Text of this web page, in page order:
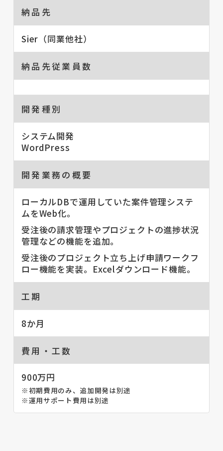
納品先
Sier（同業他社）
納品先従業員数
開発種別
システム開発
WordPress
開発業務の概要
ローカルDBで運用していた案件管理システ
ムをWeb化。
受注後の請求管理やプロジェクトの進捗状況
管理などの機能を追加。
受注後のプロジェクト立ち上げ申請ワークフ
ロー機能を実装。Excelダウンロード機能。
工期
8か月
費用・工数
900万円
※初期費用のみ、追加開発は別途
※運用サポート費用は別途